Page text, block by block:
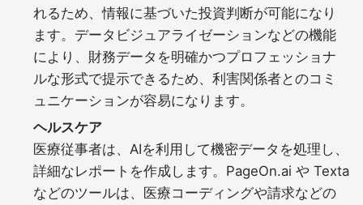
れるため、情報に基づいた投資判断が可能になり
ます。データビジュアライゼーションなどの機能
により、財務データを明確かつプロフェッショナ
ルな形式で提示できるため、利害関係者とのコミ
ュニケーションが容易になります。
ヘルスケア
医療従事者は、AIを利用して機密データを処理し、
詳細なレポートを作成します。PageOn.ai や Texta
などのツールは、医療コーディングや請求などの